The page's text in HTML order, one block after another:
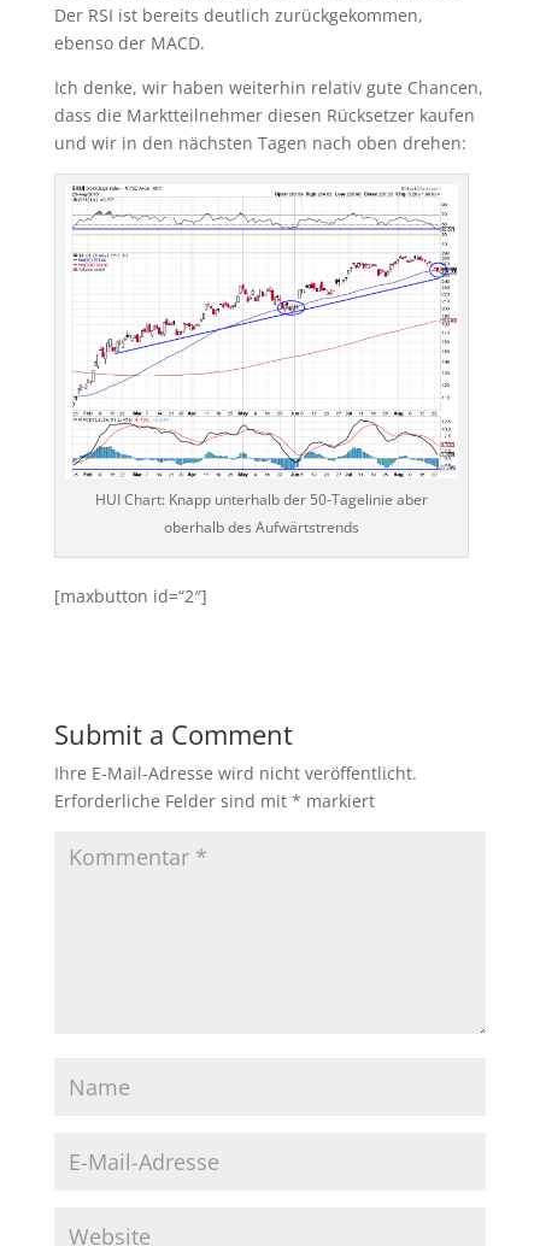
Der RSI ist bereits deutlich zurückgekommen,
ebenso der MACD.
Ich denke, wir haben weiterhin relativ gute Chancen,
dass die Marktteilnehmer diesen Rücksetzer kaufen
und wir in den nächsten Tagen nach oben drehen:
HUI Chart: Knapp unterhalb der 50-Tagelinie aber
oberhalb des Aufwärtstrends
[maxbutton id=“2″]
Submit a Comment
Ihre E-Mail-Adresse wird nicht veröffentlicht.
Erforderliche Felder sind mit * markiert